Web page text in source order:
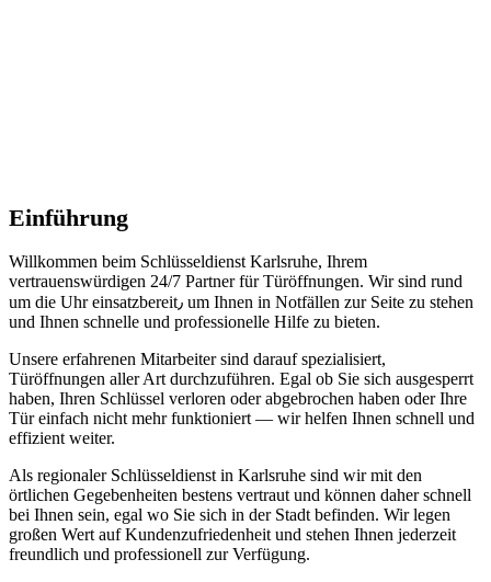
Einführung
Willkommen beim Schlüsseldienst Karlsruhe, Ihrem
vertrauenswürdigen 24/7 Partner für Türöffnungen.​ Wir sind rund
um die Uhr einsatzbereit٫ um Ihnen in Notfällen zur Seite zu stehen
und Ihnen schnelle und professionelle Hilfe zu bieten.​
Unsere erfahrenen Mitarbeiter sind darauf spezialisiert,
Türöffnungen aller Art durchzuführen.​ Egal ob Sie sich ausgesperrt
haben, Ihren Schlüssel verloren oder abgebrochen haben oder Ihre
Tür einfach nicht mehr funktioniert — wir helfen Ihnen schnell und
effizient weiter.​
Als regionaler Schlüsseldienst in Karlsruhe sind wir mit den
örtlichen Gegebenheiten bestens vertraut und können daher schnell
bei Ihnen sein, egal wo Sie sich in der Stadt befinden.​ Wir legen
großen Wert auf Kundenzufriedenheit und stehen Ihnen jederzeit
freundlich und professionell zur Verfügung.​